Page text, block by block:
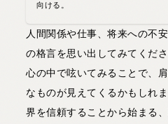
向ける。
人間関係や仕事、将来への不
の格言を思い出してみてくだ
心の中で呟いてみることで、
なものが見えてくるかもしれ
界を信頼することから始まる